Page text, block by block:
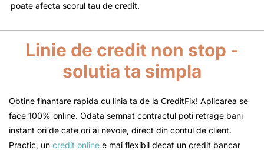
poate afecta scorul tau de credit.
Linie de credit non stop -
solutia ta simpla
Obtine finantare rapida cu linia ta de la CreditFix! Aplicarea se
face 100% online. Odata semnat contractul poti retrage bani
instant ori de cate ori ai nevoie, direct din contul de client.
Practic, un credit online e mai flexibil decat un credit bancar